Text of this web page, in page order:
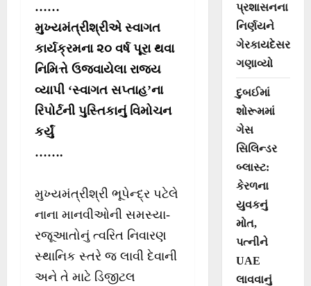
……
મુખ્યમંત્રીશ્રીએ સ્વાગત
કાર્યક્રમના ૨૦ વર્ષ પૂરા થવા
નિમિત્તે ઉજવાયેલા રાજ્ય
વ્યાપી ‘સ્વાગત સપ્તાહ’ના
રિપોર્ટની પુસ્તિકાનું વિમોચન
કર્યું
…….
મુખ્યમંત્રીશ્રી ભૂપેન્દ્ર પટેલે
નાના માનવીઓની સમસ્યા-
રજૂઆતોનું ત્વરિત નિવારણ
સ્થાનિક સ્તરે જ લાવી દેવાની
અને તે માટે ડિજીટલ
પ્રશાસનના
નિર્ણયને
ગેરકાયદેસર
ગણાવ્યો
દુબઈમાં
શોરૂમમાં
ગેસ
સિલિન્ડર
બ્લાસ્ટ:
કેરળના
યુવકનું
મોત,
પત્નીને
UAE
લાવવાનું